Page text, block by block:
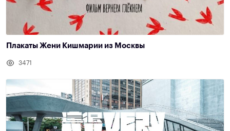
Плакаты Жени Кишмарии из Москвы
3471